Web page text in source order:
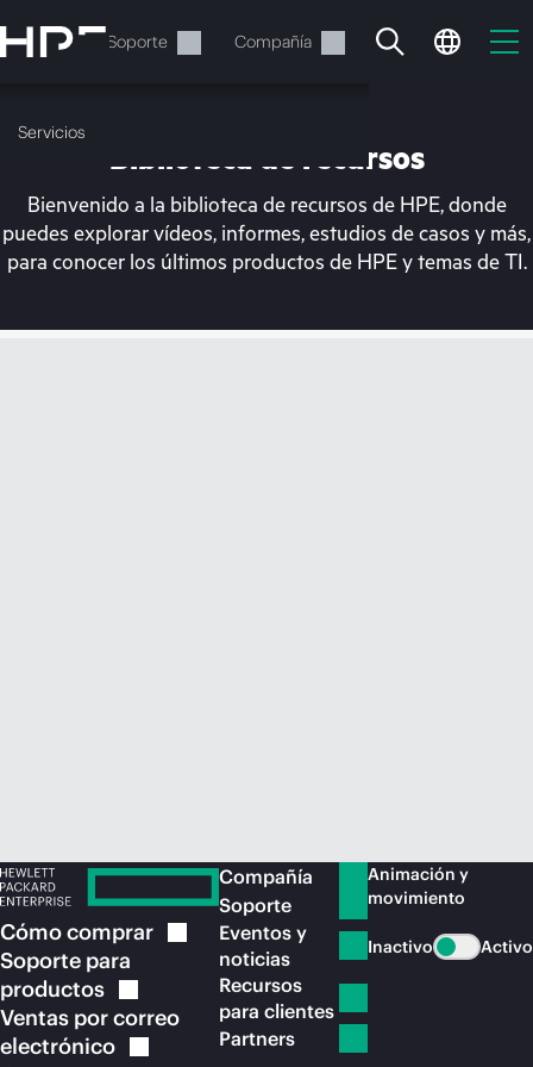
al
contenido
Servicios Soporte Compañía
Servicios
En estos momentos, tu
Biblioteca de recursos
Bienvenido a la biblioteca de recursos de HPE, donde
puedes explorar vídeos, informes, estudios de casos y más,
para conocer los últimos productos de HPE y temas de TI.
Cómocomprar
Soporte para
productos
Ventas por correo
electrónico
Compañía
Soporte
Eventos y
noticias
Recursos
para clientes
Partners
Animación y
movimiento
Inactivo Activo